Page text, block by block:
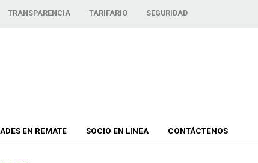
TRANSPARENCIA TARIFARIO SEGURIDAD
EN REMATE SOCIO EN LINEA CONTÁCTENOS